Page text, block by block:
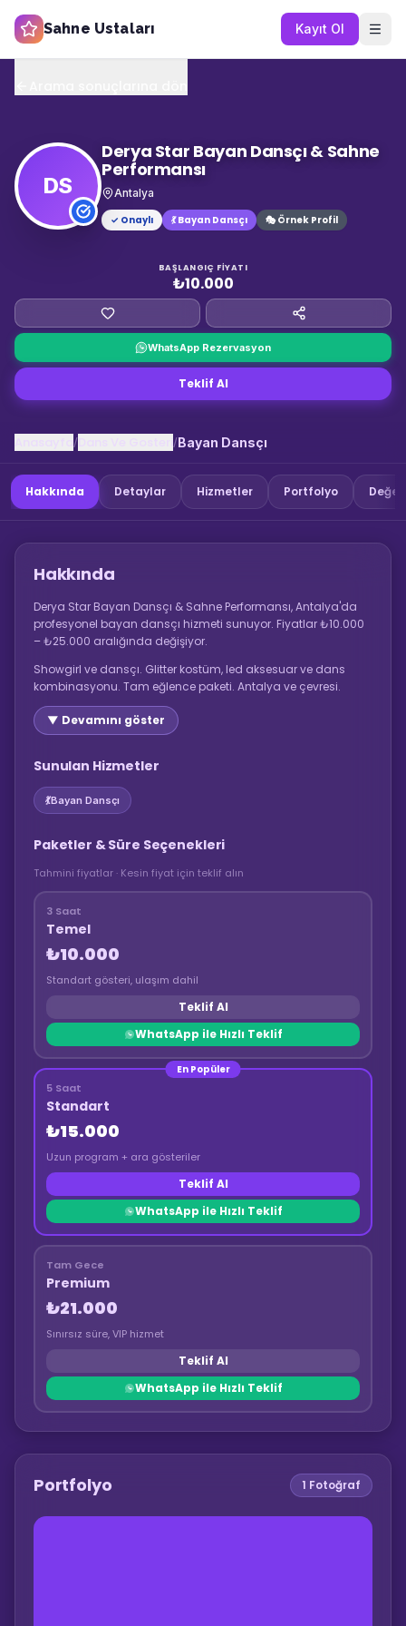
Sahne Ustaları Kayıt Ol
DS
Derya Star Bayan Dansçı & Sahne
Performansı
Antalya
✓ Onaylı
💃 Bayan Dansçı 🎭 Örnek Profil
BAŞLANGIÇ FIYATI
₺10.000
WhatsApp Rezervasyon
Teklif Al
/ /Bayan Dansçı
Hakkında Detaylar Hizmetler Portfolyo
Hakkında
Derya Star Bayan Dansçı & Sahne Performansı, Antalya'da
profesyonel bayan dansçı hizmeti sunuyor. Fiyatlar ₺10.000
– ₺25.000 aralığında değişiyor.
Showgirl ve dansçı. Glitter kostüm, led aksesuar ve dans
kombinasyonu. Tam eğlence paketi. Antalya ve çevresi.
▼ Devamını göster
Sunulan Hizmetler
💃Bayan Dansçı
Paketler & Süre Seçenekleri
Tahmini fiyatlar · Kesin fiyat için teklif alın
3 Saat
Temel
₺10.000
Standart gösteri, ulaşım dahil
Teklif Al
WhatsApp ile Hızlı Teklif
En Popüler
5 Saat
Standart
₺15.000
Uzun program + ara gösteriler
Teklif Al
WhatsApp ile Hızlı Teklif
Tam Gece
Premium
₺21.000
Sınırsız süre, VIP hizmet
Teklif Al
WhatsApp ile Hızlı Teklif
Portfolyo 1 Fotoğraf